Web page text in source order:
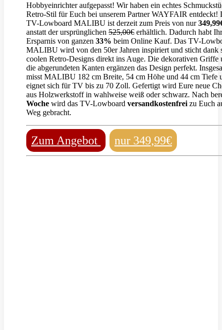
Hobbyeinrichter aufgepasst! Wir haben ein echtes
Retro-Stil für Euch bei unserem Partner WAYFAIR entdeckt!
TV-Lowboard MALIBU ist derzeit zum Preis von nur
anstatt der ursprünglichen 525,00€ erhältlich. Dadurch habt
Ersparnis von ganzen 33% beim Online Kauf. Das TV-
MALIBU wird von den 50er Jahren inspiriert und sticht dank
coolen Retro-Designs direkt ins Auge. Die dekorativen Griffe
die abgerundeten Kanten ergänzen das Design perfekt.
misst MALIBU 182 cm Breite, 54 cm Höhe und 44 cm Tiefe
eignet sich für TV bis zu 70 Zoll. Gefertigt wird Eure neue
aus Holzwerkstoff in wahlweise weiß oder schwarz. Nach
Woche wird das TV-Lowboard versandkostenfrei zu Euch
Weg gebracht.
Zum Angebot nur 349,99€